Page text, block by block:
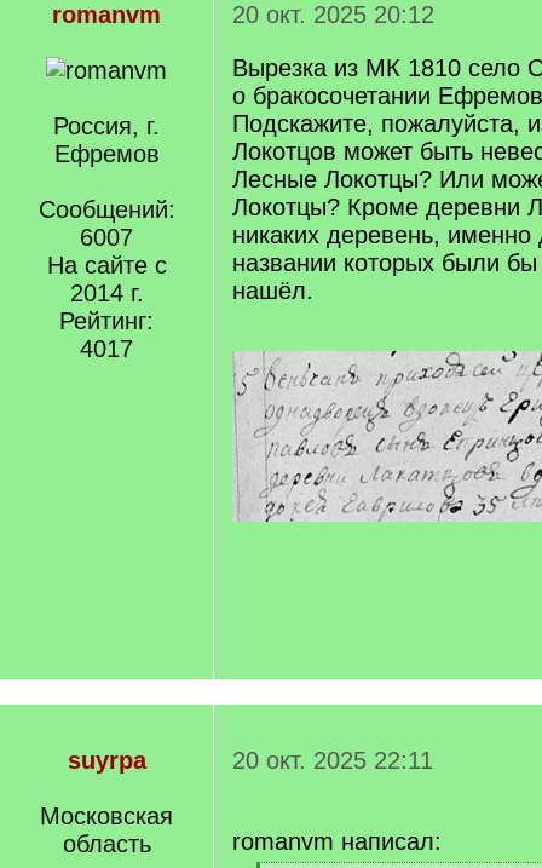
romanvm
Россия, г.
Ефремов
Сообщений:
6007
На сайте с
2014 г.
Рейтинг:
4017
20 окт. 2025 20:12
Вырезка из МК 1810 село
о бракосочетании
Подскажите, пожалуйста,
Локотцов может быть
Лесные Локотцы? Или
Локотцы? Кроме деревни
никаких деревень, именно
названии которых были
нашёл.
suyrpa
Московская
область
20 окт. 2025 22:11
romanvm написал: